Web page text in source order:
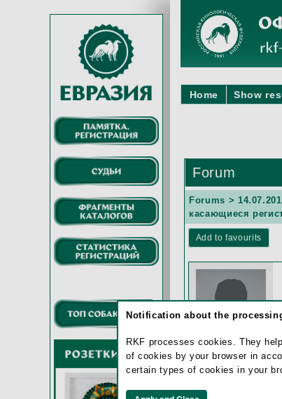
Home Show
Forum
Forums >
касающиеся
Add to favourits
Екатерина
Notification about the
RKF processes cookies. They
of cookies by your browser in
certain types of cookies in your